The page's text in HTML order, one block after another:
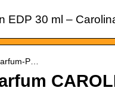
30 ml –
P…